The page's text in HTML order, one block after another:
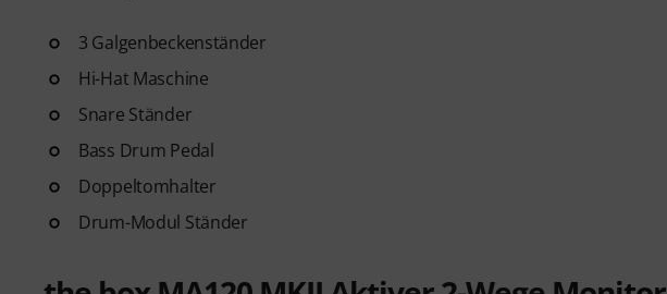
3 Galgenbeckenständer
Hi-Hat Maschine
Snare Ständer
Bass Drum Pedal
Doppeltomhalter
Drum-Modul Ständer